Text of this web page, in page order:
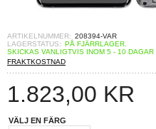
ARTIKELNUMMER: 208394-VAR
LAGERSTATUS: PÅ FJÄRRLAGER.
SKICKAS VANLIGTVIS INOM 5 - 10 DAGAR
FRAKTKOSTNAD
1.823,00 KR
VÄLJ EN FÄRG